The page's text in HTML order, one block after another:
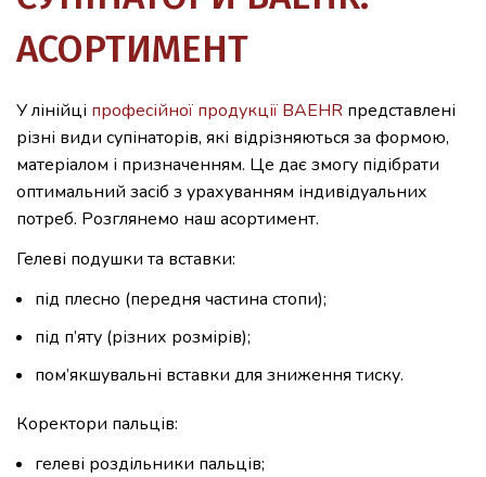
АСОРТИМЕНТ
У лінійці професійної продукції BAEHR представлені
різні види супінаторів, які відрізняються за формою,
матеріалом і призначенням. Це дає змогу підібрати
оптимальний засіб з урахуванням індивідуальних
потреб. Розглянемо наш асортимент.
Гелеві подушки та вставки:
під плесно (передня частина стопи);
під п’яту (різних розмірів);
пом’якшувальні вставки для зниження тиску.
Коректори пальців:
гелеві роздільники пальців;